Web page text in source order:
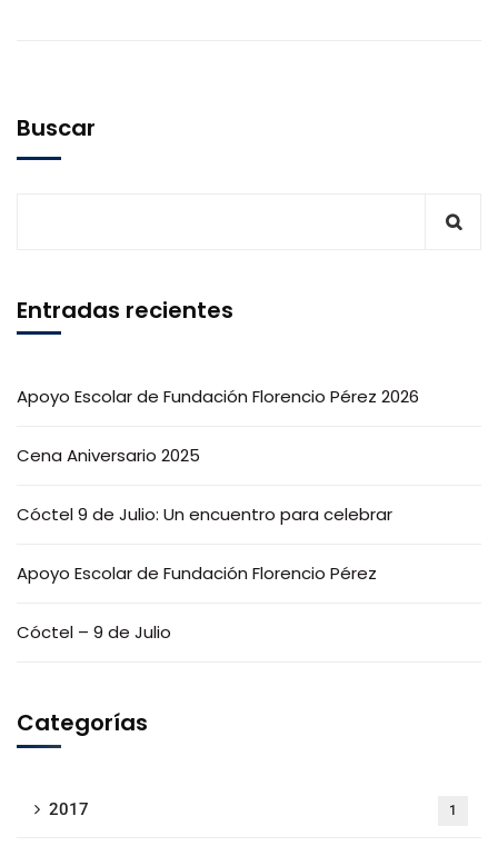
Buscar
Entradas recientes
Apoyo Escolar de Fundación Florencio Pérez 2026
Cena Aniversario 2025
Cóctel 9 de Julio: Un encuentro para celebrar
Apoyo Escolar de Fundación Florencio Pérez
Cóctel – 9 de Julio
Categorías
2017 1